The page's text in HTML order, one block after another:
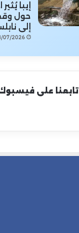
إيبا
حول
إلى
07/2026
تابعنا على